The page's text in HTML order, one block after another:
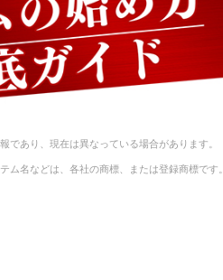
であり、現在は異なっている場合があります。
ム名などは、各社の商標、または登録商標です。